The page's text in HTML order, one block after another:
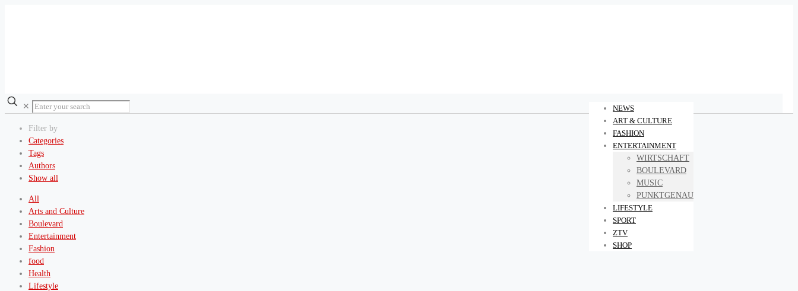
NEWS
ART & CULTURE
FASHION
ENTERTAINMENT
WIRTSCHAFT
BOULEVARD
MUSIC
PUNKTGENAU
LIFESTYLE
SPORT
ZTV
SHOP
✕
Filter by
Categories
Tags
Authors
Show all
All
Arts and Culture
Boulevard
Entertainment
Fashion
food
Health
Lifestyle